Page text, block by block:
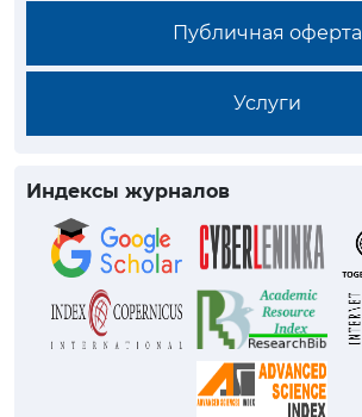
Публичная оферта
Услуги
Индексы журналов